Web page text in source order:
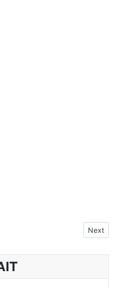
Update Joomla 3 Di Next
Next